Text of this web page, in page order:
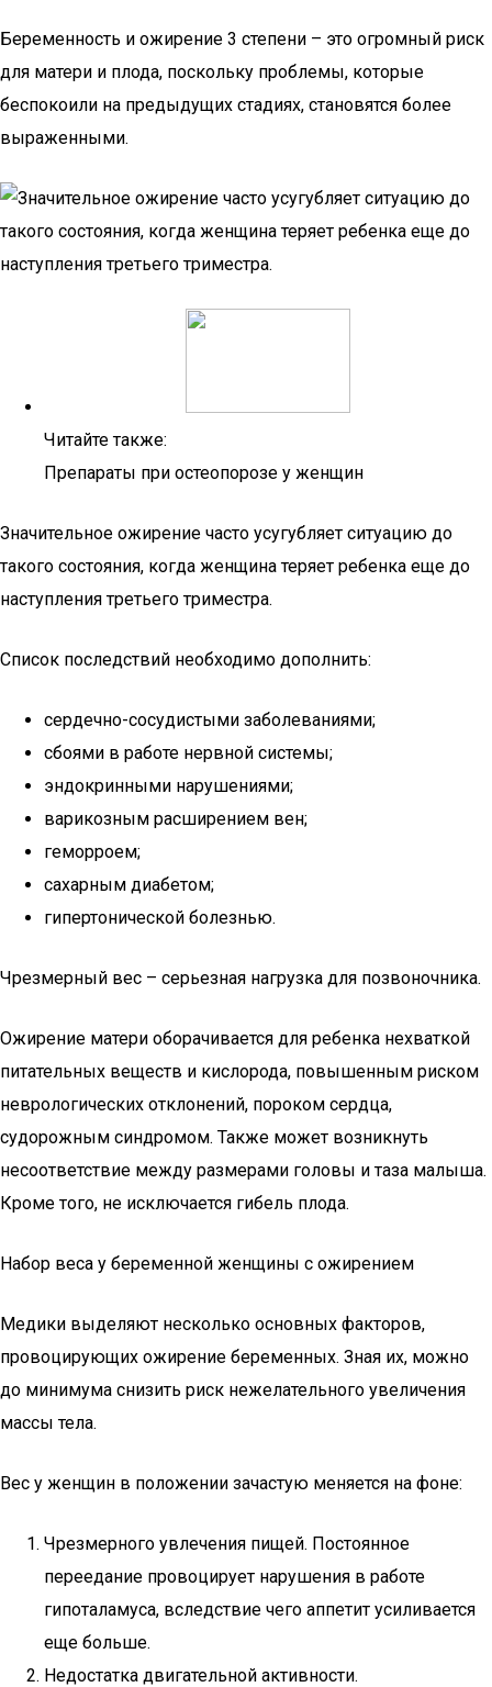
Беременность и ожирение 3 степени – это огромный риск
для матери и плода, поскольку проблемы, которые
беспокоили на предыдущих стадиях, становятся более
выраженными.
Читайте также:
Препараты при остеопорозе у женщин
Значительное ожирение часто усугубляет ситуацию до
такого состояния, когда женщина теряет ребенка еще до
наступления третьего триместра.
Список последствий необходимо дополнить:
сердечно-сосудистыми заболеваниями;
сбоями в работе нервной системы;
эндокринными нарушениями;
варикозным расширением вен;
геморроем;
сахарным диабетом;
гипертонической болезнью.
Чрезмерный вес – серьезная нагрузка для позвоночника.
Ожирение матери оборачивается для ребенка нехваткой
питательных веществ и кислорода, повышенным риском
неврологических отклонений, пороком сердца,
судорожным синдромом. Также может возникнуть
несоответствие между размерами головы и таза малыша.
Кроме того, не исключается гибель плода.
Набор веса у беременной женщины с ожирением
Медики выделяют несколько основных факторов,
провоцирующих ожирение беременных. Зная их, можно
до минимума снизить риск нежелательного увеличения
массы тела.
Вес у женщин в положении зачастую меняется на фоне:
Чрезмерного увлечения пищей. Постоянное
переедание провоцирует нарушения в работе
гипоталамуса, вследствие чего аппетит усиливается
еще больше.
Недостатка двигательной активности.